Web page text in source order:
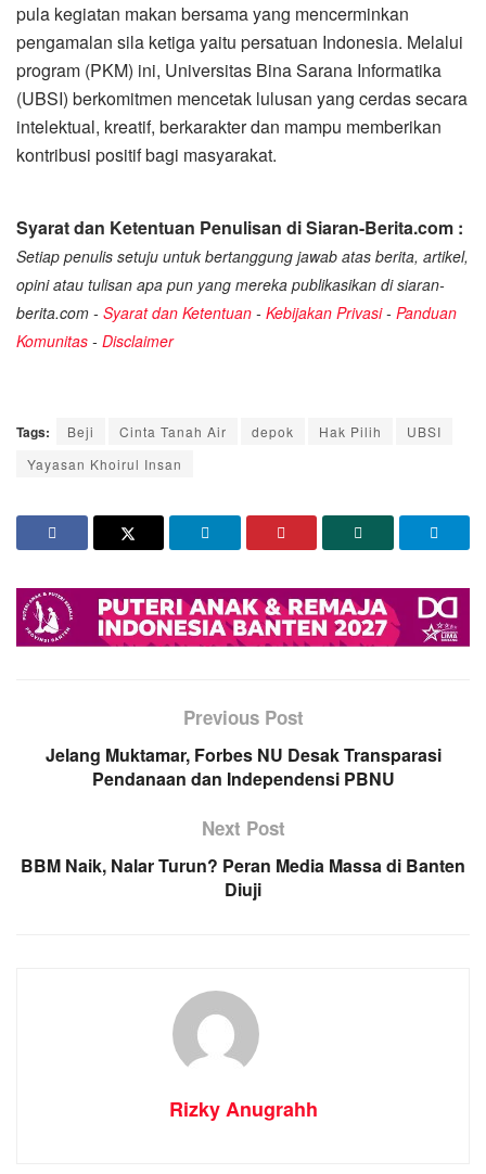
pula kegiatan makan bersama yang mencerminkan
pengamalan sila ketiga yaitu persatuan Indonesia. Melalui
program (PKM) ini, Universitas Bina Sarana Informatika
(UBSI) berkomitmen mencetak lulusan yang cerdas secara
intelektual, kreatif, berkarakter dan mampu memberikan
kontribusi positif bagi masyarakat.
Syarat dan Ketentuan Penulisan di Siaran-Berita.com :
Setiap penulis setuju untuk bertanggung jawab atas berita, artikel,
opini atau tulisan apa pun yang mereka publikasikan di siaran-
berita.com - Syarat dan Ketentuan - Kebijakan Privasi- Panduan
Komunitas - Disclaimer
Tags: Beji Cinta Tanah Air depok Hak Pilih
UBSI
Yayasan Khoirul Insan
Previous Post
Jelang Muktamar, Forbes NU Desak Transparasi
Pendanaan dan Independensi PBNU
Next Post
BBM Naik, Nalar Turun? Peran Media Massa di Banten
Diuji
Rizky Anugrahh